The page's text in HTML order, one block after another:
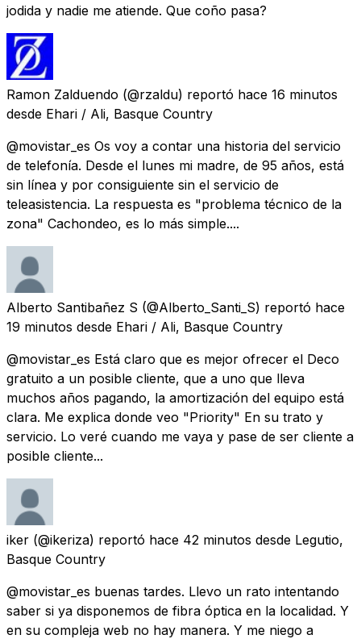
jodida y nadie me atiende. Que coño pasa?
Ramon Zalduendo (@rzaldu) reportó hace 16 minutos
desde Ehari / Ali, Basque Country
@movistar_es Os voy a contar una historia del servicio
de telefonía. Desde el lunes mi madre, de 95 años, está
sin línea y por consiguiente sin el servicio de
teleasistencia. La respuesta es "problema técnico de la
zona" Cachondeo, es lo más simple....
Alberto Santibañez S (@Alberto_Santi_S) reportó hace
19 minutos desde Ehari / Ali, Basque Country
@movistar_es Está claro que es mejor ofrecer el Deco
gratuito a un posible cliente, que a uno que lleva
muchos años pagando, la amortización del equipo está
clara. Me explica donde veo "Priority" En su trato y
servicio. Lo veré cuando me vaya y pase de ser cliente a
posible cliente...
iker (@ikeriza) reportó hace 42 minutos desde Legutio,
Basque Country
@movistar_es buenas tardes. Llevo un rato intentando
saber si ya disponemos de fibra óptica en la localidad. Y
en su compleja web no hay manera. Y me niego a